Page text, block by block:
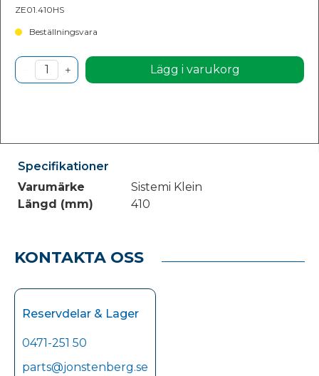
ZE01.410HS
Beställningsvara
Lägg i varukorg
Specifikationer
Varumärke
Sistemi Klein
Längd (mm)
410
KONTAKTA OSS
Reservdelar & Lager
0471-251 50
parts@jonstenberg.se